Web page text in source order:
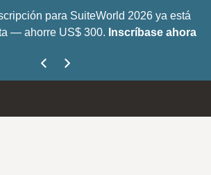
para SuiteWorld 2026 ya está
— ahorre US$ 300. Inscríbase ahora